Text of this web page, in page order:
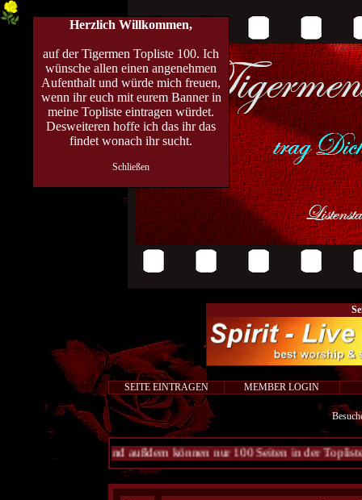
SEITE EINTRAGEN MEMBER LOGIN
Herzlich Willkommen,
auf der Tigermen Topliste 100. Ich
wünsche allen einen angenehmen
Aufenthalt und würde mich freuen,
wenn ihr euch mit eurem Banner in
meine Topliste eintragen würdet.
Desweiteren hoffe ich das ihr das
findet wonach ihr sucht.
Schließen
und außdem können nur 100 Seiten in der Topliste angezeigt